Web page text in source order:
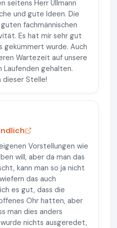
seitens Herr Ullmann
und gute Ideen. Die
fachmännischen
Es hat mir sehr gut
gekümmert wurde. Auch
Wartezeit auf unsere
Laufenden gehalten.
dieser Stelle!
Vorstellungen wie
will, aber da man das
kann man so ja nicht
das auch
es gut, dass die
Ohr hatten, aber
man dies anders
nichts ausgeredet,